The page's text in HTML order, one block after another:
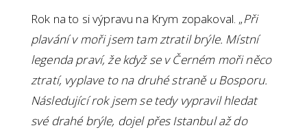
Rok na to si výpravu na Krym zopakoval. „Při
plavání v moři jsem tam ztratil brýle. Místní
legenda praví, že když se v Černém moři něco
ztratí, vyplave to na druhé straně u Bosporu.
Následující rok jsem se tedy vypravil hledat
své drahé brýle, dojel přes Istanbul až do